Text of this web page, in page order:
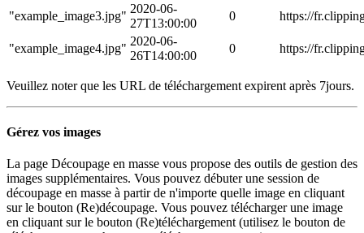
"example_image3.jpg"
2020-06-
27T13:00:00
0 https://
"example_image4.jpg"
2020-06-
26T14:00:00
0 https://
Veuillez noter que les URL de téléchargement expirent après 7jours.
Gérez vos images
La page Découpage en masse vous propose des outils de gestion des
images supplémentaires. Vous pouvez débuter une session de
découpage en masse à partir de n'importe quelle image en cliquant
sur le bouton (Re)découpage. Vous pouvez télécharger une image
en cliquant sur le bouton (Re)téléchargement (utilisez le bouton de